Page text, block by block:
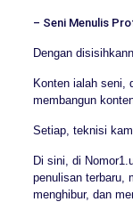
– Seni Menulis
Dengan
Konten ialah seni,
membangun
Setiap, teknisi
Di sini, di
penulisan terbaru,
menghibur, dan